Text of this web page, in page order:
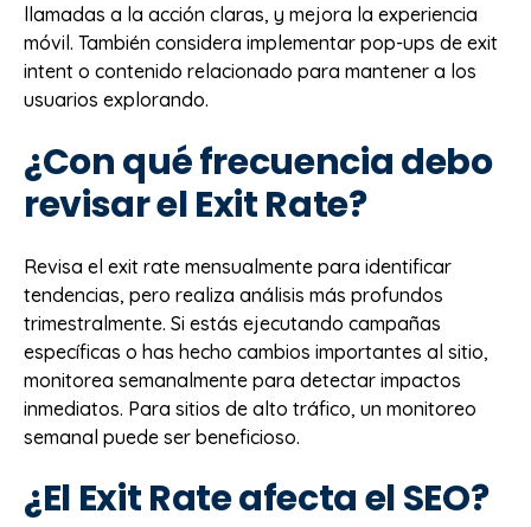
llamadas a la acción claras, y mejora la experiencia
móvil. También considera implementar pop-ups de exit
intent o contenido relacionado para mantener a los
usuarios explorando.
¿Con qué frecuencia debo
revisar el Exit Rate?
Revisa el exit rate mensualmente para identificar
tendencias, pero realiza análisis más profundos
trimestralmente. Si estás ejecutando campañas
específicas o has hecho cambios importantes al sitio,
monitorea semanalmente para detectar impactos
inmediatos. Para sitios de alto tráfico, un monitoreo
semanal puede ser beneficioso.
¿El Exit Rate afecta el SEO?